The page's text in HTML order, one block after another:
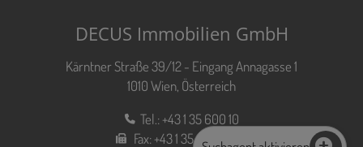
DECUS Immobilien GmbH
Kärntner Straße 39/12 - Eingang Annagasse 1
1010 Wien, Österreich
Tel.:+43 1 35 600 10
Fax:+43 1 35 600 10 80